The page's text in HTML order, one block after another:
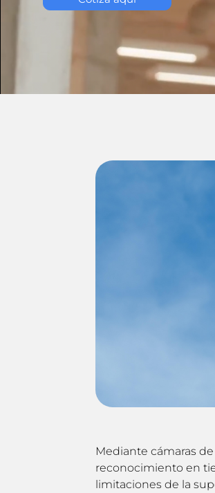
Mediante cámaras
reconocimiento en
limitaciones de la